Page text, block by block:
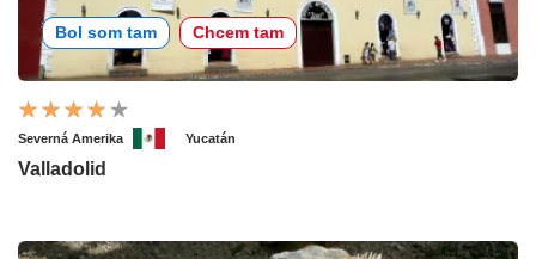
Bol som tam Chcem tam
Severná Amerika Yucatán
Valladolid